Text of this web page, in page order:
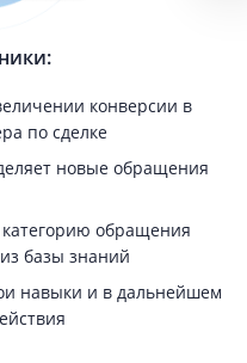
конверсии в
по сделке
новые обращения
категорию обращения
базы знаний
навыки и в дальнейшем